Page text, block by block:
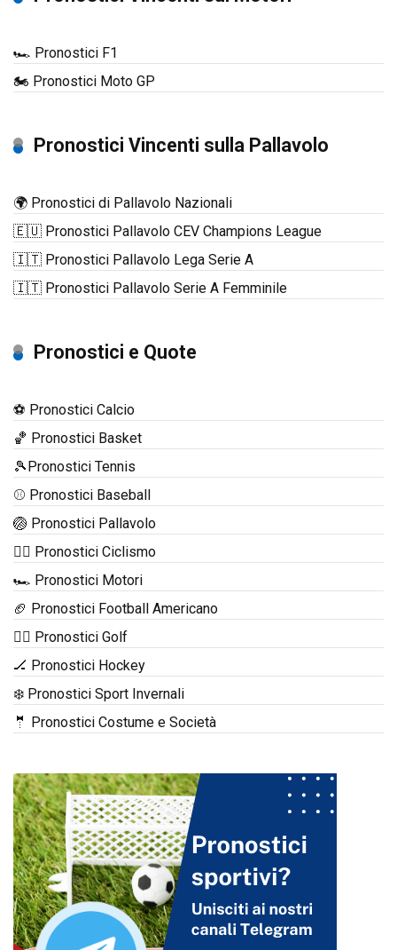
🏎️ Pronostici F1
🏍️ Pronostici Moto GP
Pronostici Vincenti sulla Pallavolo
🌍 Pronostici di Pallavolo Nazionali
🇪🇺 Pronostici Pallavolo CEV Champions League
🇮🇹 Pronostici Pallavolo Lega Serie A
🇮🇹 Pronostici Pallavolo Serie A Femminile
Pronostici e Quote
⚽ Pronostici Calcio
🏀 Pronostici Basket
🎾Pronostici Tennis
⚾ Pronostici Baseball
🏐 Pronostici Pallavolo
🚴‍♂️ Pronostici Ciclismo
🏎️ Pronostici Motori
🏈 Pronostici Football Americano
🏌️‍♂️ Pronostici Golf
🏒 Pronostici Hockey
❄️ Pronostici Sport Invernali
🤵 Pronostici Costume e Società